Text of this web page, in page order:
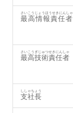
最高情報責任者
さいこうじょうほうせきにんしゃ
最高技術責任者
さいこうぎじゅつせきにんしゃ
支社長
ししゃちょう